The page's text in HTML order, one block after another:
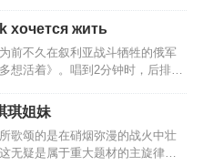
掌纹裂出了十方的闪电把时光匆
世 如所不见左手拈着花右手舞着
弹着弦舟楫摆渡在忘川的水间当
的魅力，通过描述三位主人公的
一方磅礴绚丽的世界。所有活着
一条巨大的鱼；出生的时候他们
他们的生命就像横越大海，有时
的时候，他们便到了岸，各去各
罗中国巡演西安站的最后，为了
其悲凉，震撼心灵。…
xoчется жить
前不久在叙利亚战斗牺牲的俄军
想活着》。唱到2分钟时，后排开
家和民族都应该崇敬英雄，而不
。唯有如此，一个民族才有希望
的乐曲，哀思，伤感歌曲大意：
去观赏火红日出活着 正是为了去
琪姐妹
歌颂的是在硝烟弥漫的战火中壮
无疑是属于重大题材的主旋律作